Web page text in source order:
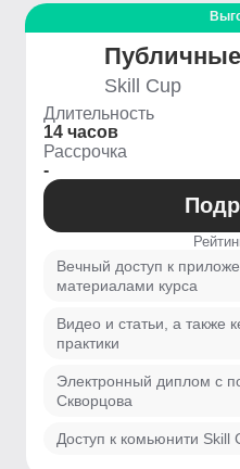
Skill Cup
Длительность
14 часов
Рассрочка
-
Вечный доступ к
материалами курса
Видео и статьи, а также
практики
Электронный диплом с
Скворцова
Доступ к комьюнити Skill